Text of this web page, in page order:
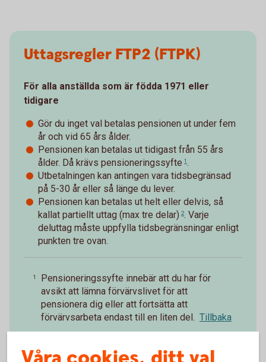
Uttagsregler FTP2 (FTPK)
För alla anställda som är födda 1971 eller
tidigare
Gör du inget val betalas pensionen ut under fem
år och vid 65 års ålder.
Pensionen kan betalas ut tidigast från 55 års
ålder. Då krävs pensioneringssyfte 1.
Utbetalningen kan antingen vara tidsbegränsad
på 5-30 år eller så länge du lever.
Pensionen kan betalas ut helt eller delvis, så
kallat partiellt uttag (max tre delar) 2. Varje
deluttag måste uppfylla tidsbegränsningar enligt
punkten tre ovan.
1
Pensioneringssyfte innebär att du har för
avsikt att lämna förvärvslivet för att
pensionera dig eller att fortsätta att
förvärvsarbeta endast till en liten del. Tillbaka